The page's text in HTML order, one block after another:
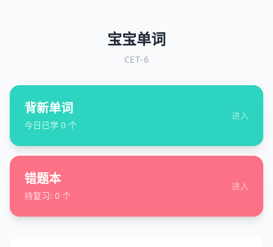
宝宝单词
CET-6
背新单词
今日已学 0 个
进入
错题本
待复习: 0 个
进入